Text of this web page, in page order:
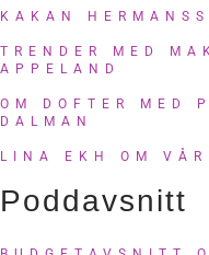
KAKAN
TRENDER MED
APPELAND
OM DOFTER MED
DALMAN
LINA EKH OM
Poddavsnitt